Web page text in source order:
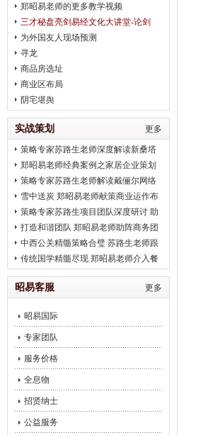
郑昭易老师的更多教学视频
三才秘盘亮剑易经文化大讲堂-论剑
2018趋势
为外国友人现场预测
寻龙
商品房选址
商业区布局
阴宅堪舆
更多
实战策划
策略专家苏路生老师深度解读新桑塔
纳完美营销
郑昭易老师经典案例之家居企业策划
策略专家苏路生老师解读戴俪尔网络
公关 卖给消费者的是一种品味
雪中送炭 郑昭易老师献策商业运作布
局
策略专家苏路生项目团队深度研讨 助
推2012北京平谷健身会
打造和谐团队 郑昭易老师助阵商务团
队凝聚力建设
中西公关精髓策略合璧 苏路生老师跟
进2012初明玉水墨画展
传统国学精髓尽现 郑昭易老师介入餐
饮企业调理
更多
昭易客服
昭易国际
专家团队
服务价格
全息物
招贤纳士
公益服务